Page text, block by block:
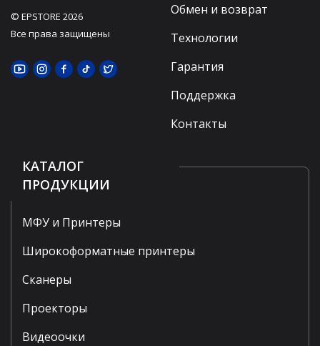
© EPSTORE 2026
Все права защищены
Обмен и возврат
Технологии
Гарантия
Поддержка
Контакты
КАТАЛОГ
ПРОДУКЦИИ
МФУ и Принтеры
Широкоформатные принтеры
Сканеры
Проекторы
Видеоочки